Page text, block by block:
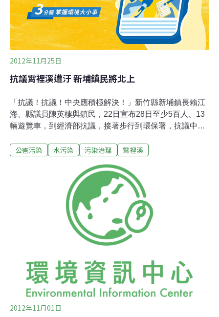
下水井重金屬超標，居民擔心健康受損。水井發生重金屬
超標，環保署沒有找尋可能的污染
2012年11月25日
抗議霄裡溪遭汙 新埔鎮民將北上
「抗議！抗議！中央應積極解決！」新竹縣新埔鎮長賴江
海、縣議員陳英樓與鎮民，22日宣布28日至少5百人、13
輛遊覽車，到經濟部抗議，接著步行到環保署，抗議中央
溪。陳英樓議員說，鎮民訴求很簡單，就是「還我無汙染
人」，沒有理由上游工廠獲利，卻將汙水排入溪中，由下
游的居民承擔汙染。「中央措施離譜！」鎮民指經濟部、
環保署明知霄裡溪是甲類水體，可供民生飲用，水質極
佳，桃園老街溪是丙類水體，保署在98年5月13日環評審
查中，也做成「華映、友達廢水改排至老街溪美都麗橋為
較佳」的決議，卻來個政策大轉彎，同意廢水續排霄裡
溪，「實在離譜！」22日鎮民、里長、社區理長多人，拿
報告，要求行政院3個月內協調經濟、環保等相關單位，
積極解決，但迄今無下文。
公害污染 水污染 污染治理 霄裡溪
2012年11月01日